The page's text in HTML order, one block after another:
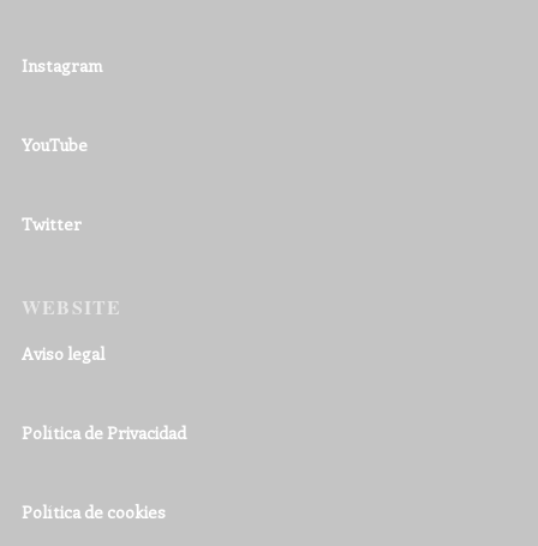
Instagram
YouTube
Twitter
WEBSITE
Aviso legal
Política de Privacidad
Política de cookies